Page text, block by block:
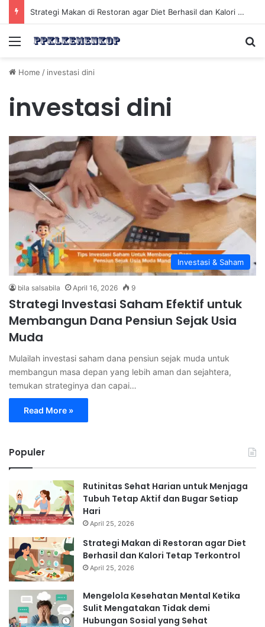
Strategi Makan di Restoran agar Diet Berhasil dan Kalori Tetap Terkontrol
Menu
Home / investasi dini
investasi dini
Investasi & Saham
bila salsabila April 16, 2026 9
Strategi Investasi Saham Efektif untuk
Membangun Dana Pensiun Sejak Usia
Muda
Mulailah investasi saham dana pensiun sejak muda untuk
membangun masa depan yang lebih aman dan sejahtera,
temukan strateginya dan capai…
Read More »
Populer
Rutinitas Sehat Harian untuk Menjaga
Tubuh Tetap Aktif dan Bugar Setiap
Hari
April 25, 2026
Strategi Makan di Restoran agar Diet
Berhasil dan Kalori Tetap Terkontrol
April 25, 2026
Mengelola Kesehatan Mental Ketika
Sulit Mengatakan Tidak demi
Hubungan Sosial yang Sehat